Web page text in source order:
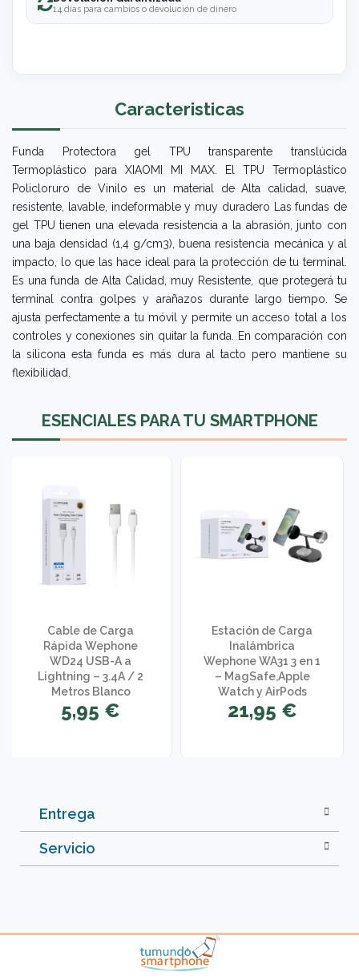
14 días para cambios o devolución de dinero
Caracteristicas
Funda Protectora gel TPU transparente translúcida
Termoplástico para XIAOMI MI MAX. El TPU Termoplástico
Policloruro de Vinilo es un material de Alta calidad, suave,
resistente, lavable, indeformable y muy duradero Las fundas de
gel TPU tienen una elevada resistencia a la abrasión, junto con
una baja densidad (1,4 g/cm3), buena resistencia mecánica y al
impacto, lo que las hace ideal para la protección de tu terminal.
Es una funda de Alta Calidad, muy Resistente, que protegerá tu
terminal contra golpes y arañazos durante largo tiempo. Se
ajusta perfectamente a tu móvil y permite un acceso total a los
controles y conexiones sin quitar la funda. En comparación con
la silicona esta funda es más dura al tacto pero mantiene su
flexibilidad.
ESENCIALES PARA TU SMARTPHONE
Cable de Carga
Rápida Wephone
WD24 USB-A a
Lightning – 3.4A / 2
Metros Blanco
5,95 €
Estación de Carga
Inalámbrica
Wephone WA31 3 en 1
– MagSafe,Apple
Watch y AirPods
21,95 €
Entrega
Servicio